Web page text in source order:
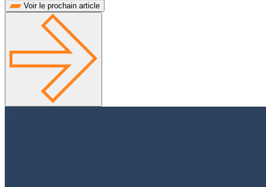
Voir le prochain article